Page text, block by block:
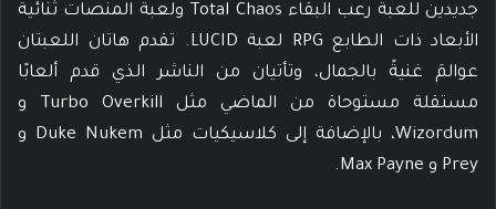
جديدين للعبة رعب البقاء Total Chaos ولعبة المنصات ثنائية
الأبعاد ذات الطابع RPG لعبة LUCID. تقدم هاتان اللعبتان
عوالمَ غنيةً بالجمال، وتأتيان من الناشر الذي قدم ألعابًا
مستقلة مستوحاة من الماضي مثل Turbo Overkill و
Wizordum، بالإضافة إلى كلاسيكيات مثل Duke Nukem و
Prey و Max Payne.